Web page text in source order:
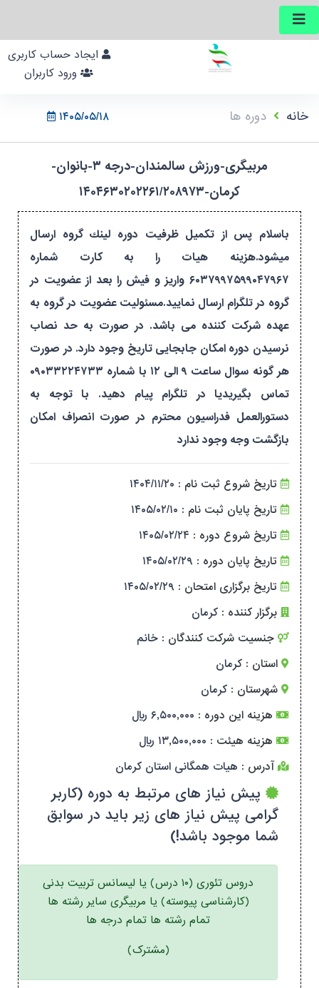
۱۴۰۵/۰۵/۱۸ خانه دوره ها
مربیگری-ورزش سالمندان-درجه ۳-بانوان-
کرمان-۱۴۰۴۶۳۰۲۰۲۲۶۱/۲۰۸۹۷۳
باسلام پس از تكميل ظرفيت دوره لينك گروه ارسال
ميشود.هزینه هیات را به کارت شماره
۶۰۳۷۹۹۷۵۹۹۰۴۷۹۶۷ واریز و فیش را بعد از عضویت در
گروه در تلگرام ارسال نمایید.مسئولیت عضویت در گروه به
عهده شرکت کننده می باشد. در صورت به حد نصاب
نرسیدن دوره امکان جابجایی تاریخ وجود دارد. در صورت
هر گونه سوال ساعت ۹ الی ۱۲ با شماره ۰۹۰۳۳۲۲۴۷۳۳
تماس بگیریدیا در تلگرام پیام دهید. با توجه به
دستورالعمل فدراسیون محترم در صورت انصراف امکان
بازگشت وجه وجود ندارد
تاریخ شروع ثبت نام : ۱۴۰۴/۱۱/۲۰
تاریخ پایان ثبت نام : ۱۴۰۵/۰۲/۱۰
تاریخ شروع دوره : ۱۴۰۵/۰۲/۲۴
تاریخ پایان دوره : ۱۴۰۵/۰۲/۲۹
تاریخ برگزاری امتحان : ۱۴۰۵/۰۲/۲۹
برگزار کننده : کرمان
جنسیت شرکت کنندگان : خانم
استان : کرمان
شهرستان : کرمان
هزینه این دوره : ۶,۵۰۰,۰۰۰ ریال
هزینه هیئت : ۱۳,۵۰۰,۰۰۰ ریال
آدرس : هیات همگانی استان کرمان
پیش نیاز های مرتبط به دوره (کاربر
گرامی پیش نیاز های زیر باید در سوابق
شما موجود باشد!)
دروس تئوری (۱۰ درس) یا لیسانس تربیت بدنی
(کارشناسی پیوسته) یا مربیگری سایر رشته ها
تمام رشته ها تمام درجه ها
(مشترک)